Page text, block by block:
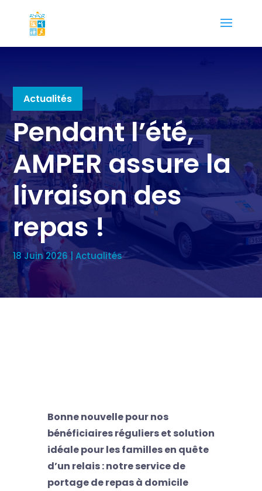
Actualités
Pendant l’été,
AMPER assure la
livraison des
repas !
18 Juin 2026|Actualités
Bonne nouvelle pour nos
bénéficiaires réguliers et solution
idéale pour les familles en quête
d’un relais : notre service de
portage de repas à domicile